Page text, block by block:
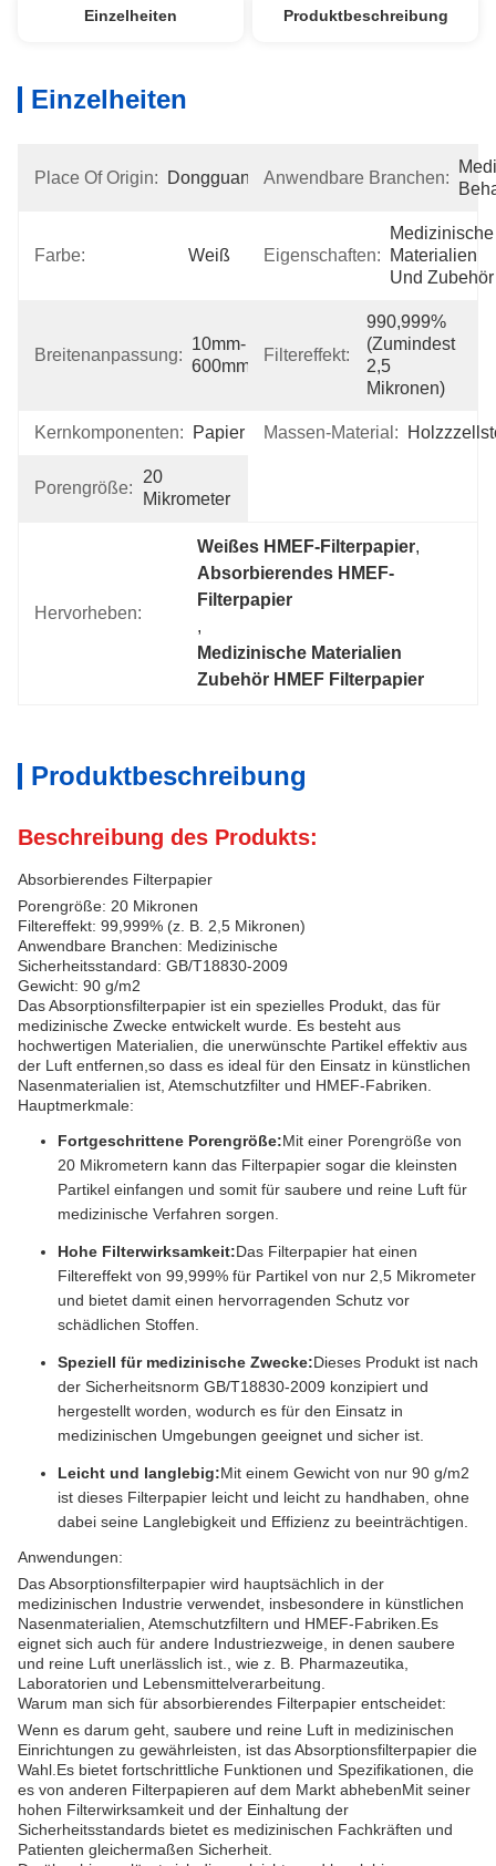
Einzelheiten Produktbeschreibung
Einzelheiten
Place Of Origin: Dongguan Anwendbare Branchen:
Farbe: Weiß Eigenschaften:
Medizinische
Materialien
Und Zubehör
Breitenanpassung:
10mm-
600mm
Filtereffekt:
990,999%
(zumindest
2,5
Mikronen)
Kernkomponenten: Papier Massen-Material:
Porengröße:
20
Mikrometer
Hervorheben:
Weißes HMEF-Filterpapier,
Absorbierendes HMEF-
Filterpapier
,
Medizinische Materialien
Zubehör HMEF Filterpapier
Produktbeschreibung
Beschreibung des Produkts:
Absorbierendes Filterpapier
Porengröße: 20 Mikronen
Filtereffekt: 99,999% (z. B. 2,5 Mikronen)
Anwendbare Branchen: Medizinische
Sicherheitsstandard: GB/T18830-2009
Gewicht: 90 g/m2
Das Absorptionsfilterpapier ist ein spezielles Produkt, das für
medizinische Zwecke entwickelt wurde. Es besteht aus
hochwertigen Materialien, die unerwünschte Partikel effektiv aus
der Luft entfernen,so dass es ideal für den Einsatz in künstlichen
Nasenmaterialien ist, Atemschutzfilter und HMEF-Fabriken.
Hauptmerkmale:
Fortgeschrittene Porengröße:Mit einer Porengröße von
20 Mikrometern kann das Filterpapier sogar die kleinsten
Partikel einfangen und somit für saubere und reine Luft für
medizinische Verfahren sorgen.
Hohe Filterwirksamkeit:Das Filterpapier hat einen
Filtereffekt von 99,999% für Partikel von nur 2,5 Mikrometer
und bietet damit einen hervorragenden Schutz vor
schädlichen Stoffen.
Speziell für medizinische Zwecke:Dieses Produkt ist nach
der Sicherheitsnorm GB/T18830-2009 konzipiert und
hergestellt worden, wodurch es für den Einsatz in
medizinischen Umgebungen geeignet und sicher ist.
Leicht und langlebig:Mit einem Gewicht von nur 90 g/m2
ist dieses Filterpapier leicht und leicht zu handhaben, ohne
dabei seine Langlebigkeit und Effizienz zu beeinträchtigen.
Anwendungen:
Das Absorptionsfilterpapier wird hauptsächlich in der
medizinischen Industrie verwendet, insbesondere in künstlichen
Nasenmaterialien, Atemschutzfiltern und HMEF-Fabriken.Es
eignet sich auch für andere Industriezweige, in denen saubere
und reine Luft unerlässlich ist., wie z. B. Pharmazeutika,
Laboratorien und Lebensmittelverarbeitung.
Warum man sich für absorbierendes Filterpapier entscheidet:
Wenn es darum geht, saubere und reine Luft in medizinischen
Einrichtungen zu gewährleisten, ist das Absorptionsfilterpapier die
Wahl.Es bietet fortschrittliche Funktionen und Spezifikationen, die
es von anderen Filterpapieren auf dem Markt abhebenMit seiner
hohen Filterwirksamkeit und der Einhaltung der
Sicherheitsstandards bietet es medizinischen Fachkräften und
Patienten gleichermaßen Sicherheit.